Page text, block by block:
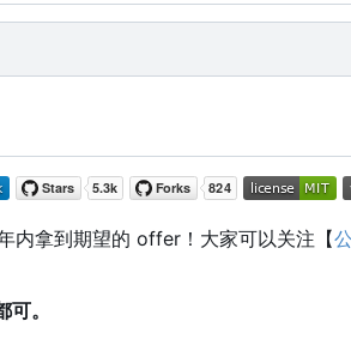
内拿到期望的 offer ！ 大家可以关注【
。